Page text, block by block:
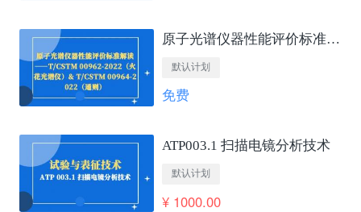
原子光谱仪器性能评价标准解读——T/CSTM 00962-2022（火花光谱仪）&amp; T/CSTM 00964-2022（通则）
默认计划
免费
ATP003.1 扫描电镜分析技术
默认计划
¥ 1000.00